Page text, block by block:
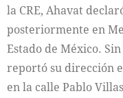
la CRE, Ahavat
posteriormente en
Estado de México.
reportó su dirección
en la calle Pablo